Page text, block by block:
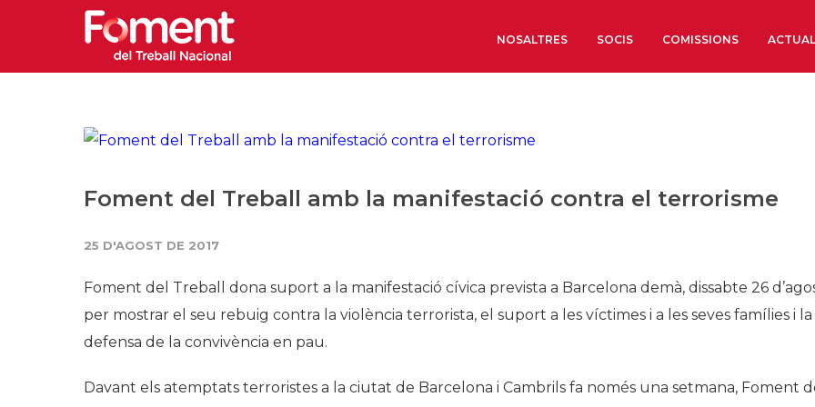
NOSALTRES
Estructura Executiva
Econòmics i Socials
Organitzacions
Coneix més
SOCIS COMISSIONS
Foment del Treball amb la manifestació contra el terrorisme
25 D'AGOST DE 2017
Foment del Treball dona suport a la manifestació cívica prevista a Barcelona demà, dissabte 26
per mostrar el seu rebuig contra la violència terrorista, el suport a les víctimes i a les seves famílies i la
defensa de la convivència en pau.
Davant els atemptats terroristes a la ciutat de Barcelona i Cambrils fa només una setmana, Foment